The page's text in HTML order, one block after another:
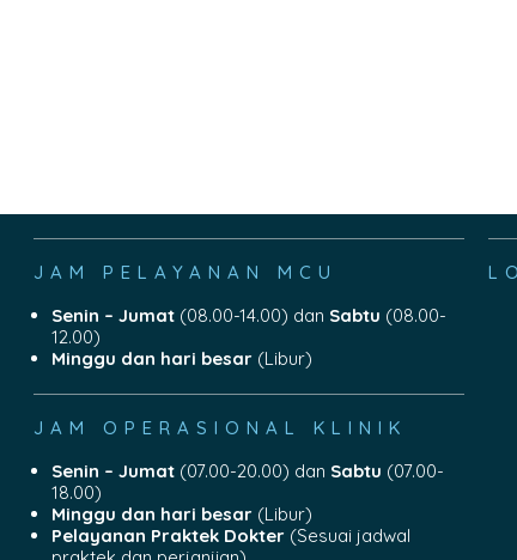
JAM PELAYANAN MCU
Senin – Jumat(08.00-14.00) dan Sabtu (08.00-
12.00)
Minggu dan hari besar(Libur)
JAM OPERASIONAL KLINIK
Senin – Jumat(07.00-20.00) dan Sabtu (07.00-
18.00)
Minggu dan hari besar(Libur)
Pelayanan Praktek Dokter(Sesuai jadwal